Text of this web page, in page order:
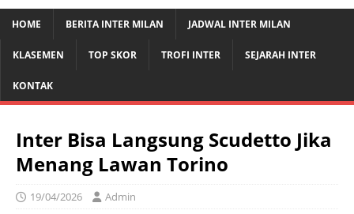
HOME BERITA INTER MILAN JADWAL INTER MILAN
KLASEMEN TOP SKOR TROFI INTER SEJARAH INTER
KONTAK
Inter Bisa Langsung Scudetto Jika
Menang Lawan Torino
19/04/2026 Admin